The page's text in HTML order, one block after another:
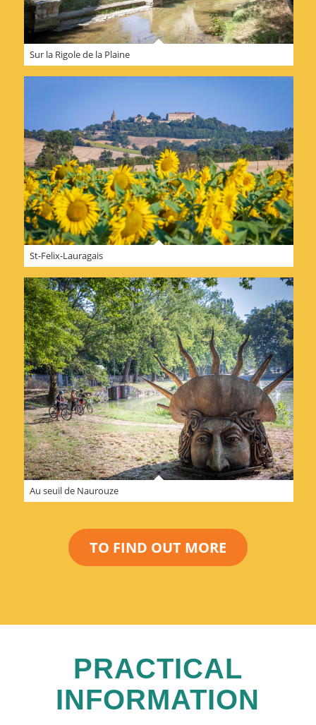
Sur la Rigole de la Plaine
St-Felix-Lauragais
Au seuil de Naurouze
TO FIND OUT MORE
PRACTICAL
INFORMATION